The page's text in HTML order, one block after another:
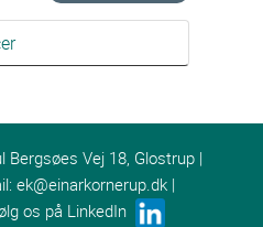
Bergsøes Vej 18, Glostrup |
ek@einarkornerup.dk |
os på LinkedIn